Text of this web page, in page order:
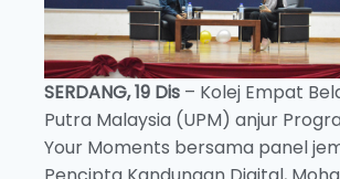
SERDANG, 19 Dis – Kolej Empat
Putra Malaysia (UPM) anjur
Your Moments bersama panel